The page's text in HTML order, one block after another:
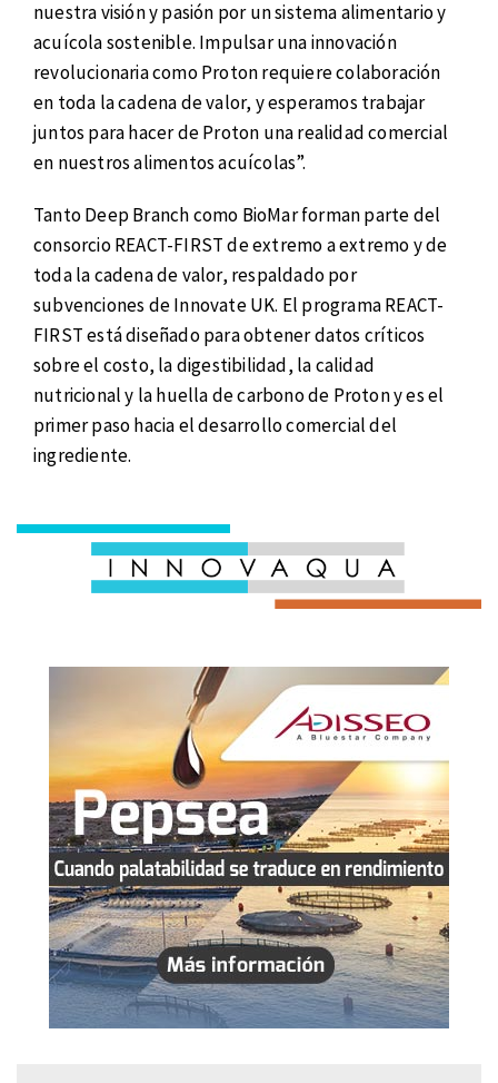
nuestra visión y pasión por un sistema alimentario y
acuícola sostenible. Impulsar una innovación
revolucionaria como Proton requiere colaboración
en toda la cadena de valor, y esperamos trabajar
juntos para hacer de Proton una realidad comercial
en nuestros alimentos acuícolas”.
Tanto Deep Branch como BioMar forman parte del
consorcio REACT-FIRST de extremo a extremo y de
toda la cadena de valor, respaldado por
subvenciones de Innovate UK. El programa REACT-
FIRST está diseñado para obtener datos críticos
sobre el costo, la digestibilidad, la calidad
nutricional y la huella de carbono de Proton y es el
primer paso hacia el desarrollo comercial del
ingrediente.